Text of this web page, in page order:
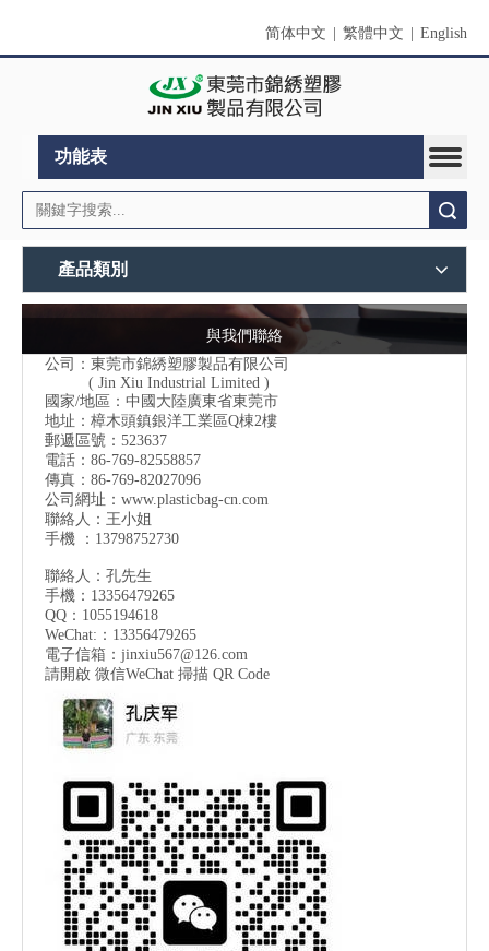
简体中文 繁體中文 English
功能表
產品類別
與我們聯絡
公司：東莞市錦綉塑膠製品有限公司
( Jin Xiu Industrial Limited )
國家/地區：中國大陸廣東省東莞市
地址：樟木頭鎮銀洋工業區Q棟2樓
郵遞區號：523637
電話：86-769-82558857
傳真：86-769-82027096
公司網址： www.plasticbag-cn.com
聯絡人：王小姐
手機 ：13798752730
聯絡人：孔先生
手機：13356479265
QQ：1055194618
WeChat:：13356479265
電子信箱： jinxiu567@126.com
請開啟 微信WeChat 掃描 QR Code